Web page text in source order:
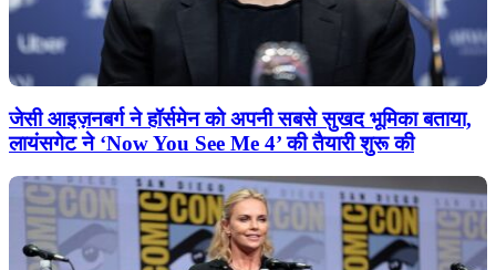
जेसी आइज़नबर्ग ने हॉर्समेन को अपनी सबसे सुखद भूमिका बताया,
लायंसगेट ने ‘Now You See Me 4’ की तैयारी शुरू की